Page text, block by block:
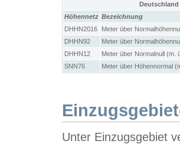
Höhennetz Bezeichnung
DHHN2016
Meter über
DHHN92
Meter über
DHHN12
Meter über Normalnull (m.
SNN76
Meter über Höhennormal
Unter Einzugsgebiet